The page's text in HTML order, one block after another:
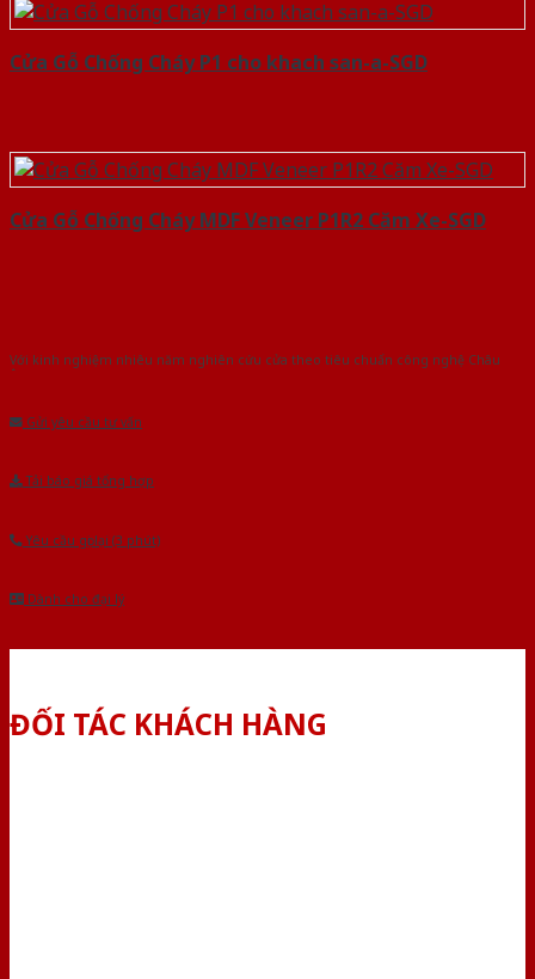
Cửa Gỗ Chống Cháy P1 cho khach san-a-SGD
Cửa Gỗ Chống Cháy MDF Veneer P1R2 Căm Xe-SGD
Với kinh nghiệm nhiêu năm nghiên cứu cửa theo tiêu chuẩn công nghệ Châu
Gửi yêu cầu tư vấn
Tải báo giá tổng hợp
Yêu cầu gọi lại (3 phút)
Dành cho đại lý
ĐỐI TÁC KHÁCH HÀNG